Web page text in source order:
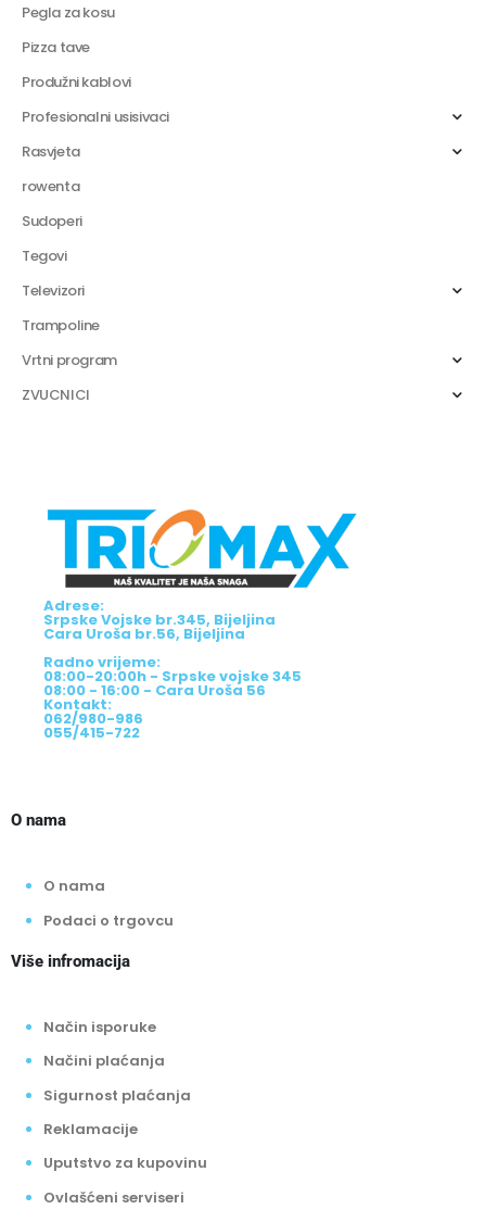
Pegla za kosu
Pizza tave
Produžni kablovi
Profesionalni usisivaci
Rasvjeta
rowenta
Sudoperi
Tegovi
Televizori
Trampoline
Vrtni program
ZVUCNICI
Adrese:
Srpske Vojske br.345, Bijeljina
Cara Uroša br.56, Bijeljina
Radno vrijeme:
08:00-20:00h - Srpske vojske 345
08:00 - 16:00 - Cara Uroša 56
Kontakt:
062/980-986
055/415-722
O nama
O nama
Podaci o trgovcu
Više infromacija
Način isporuke
Načini plaćanja
Sigurnost plaćanja
Reklamacije
Uputstvo za kupovinu
Ovlašćeni serviseri